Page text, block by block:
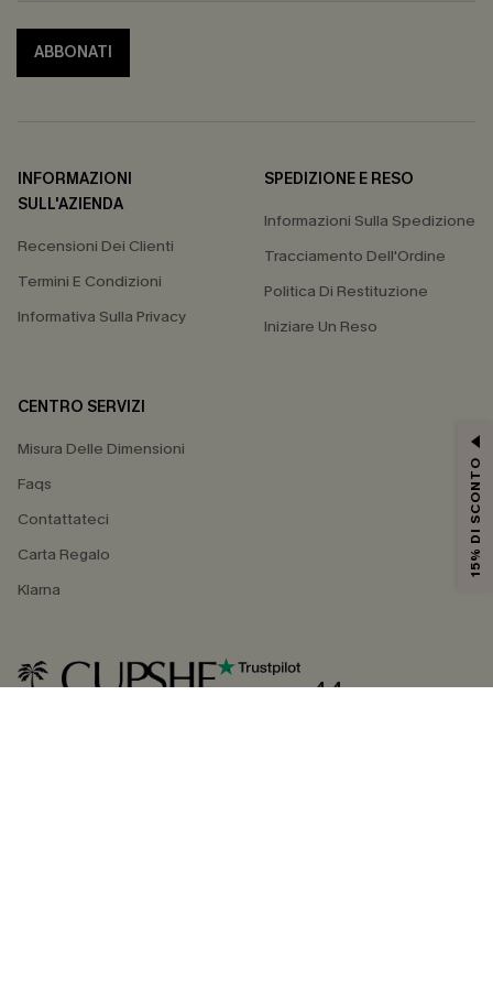
ABBONATI
INFORMAZIONI
SULL'AZIENDA
Recensioni Dei Clienti
Termini E Condizioni
Informativa Sulla Privacy
SPEDIZIONE E RESO
Informazioni Sulla Spedizione
Tracciamento Dell'Ordine
Politica Di Restituzione
Iniziare Un Reso
CENTRO SERVIZI
Misura Delle Dimensioni
Faqs
Contattateci
Carta Regalo
Klarna
4.4
15% DI SCONTO